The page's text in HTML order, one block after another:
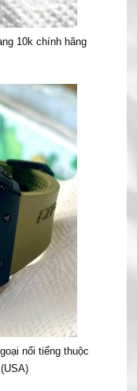
10k chính hãng
nổi tiếng thuộc